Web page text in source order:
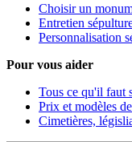
Choisir un
Entretien
Personnalisation
Pour vous aider
Tous ce qu'il faut
Prix et modèles
Cimetières,